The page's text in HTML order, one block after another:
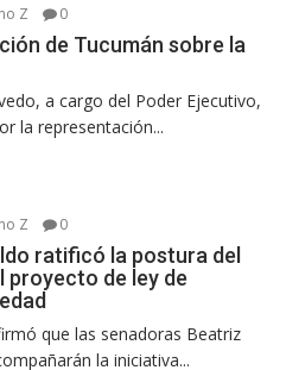
Z 0
de Tucumán sobre la
a cargo del Poder Ejecutivo,
la representación...
Z 0
ratificó la postura del
proyecto de ley de
que las senadoras Beatriz
la iniciativa...